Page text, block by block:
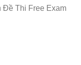
Đề Thi Free Exam